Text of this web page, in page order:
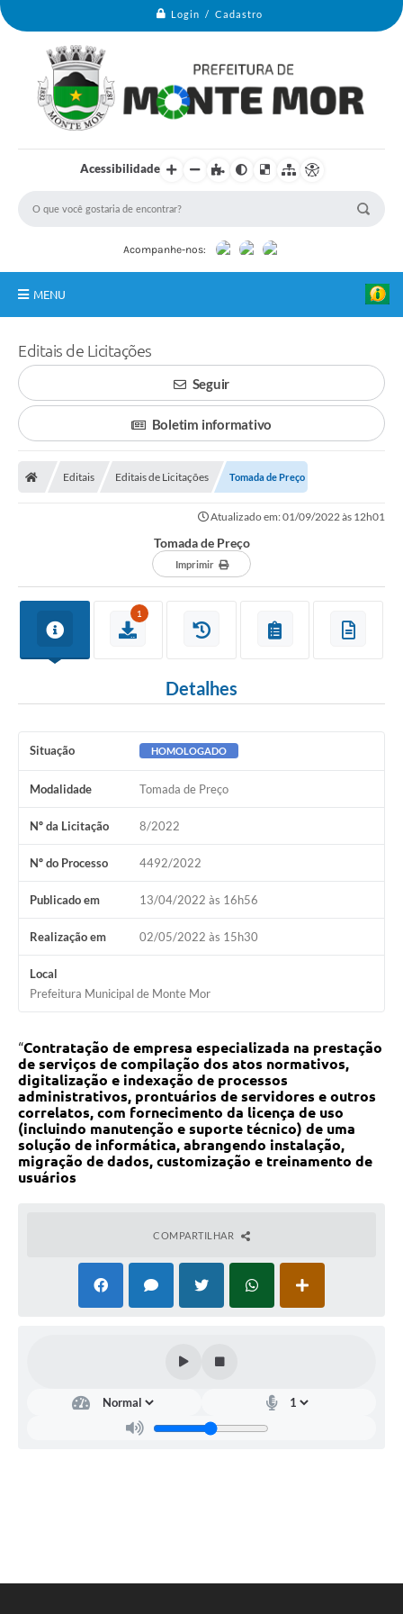
Login / Cadastro
Acessibilidade
Acompanhe-nos:
MENU
Secretarias
Transparência
Portal do Cidadão
Links Úteis
Ouvidoria
Contato
Contratos
Plano Diretor - Projetos
Carta de Serviços
Diário Oficial
Arquivos para Download
Links
Telefones Úteis
SIC
Editais de Licitações
Seguir
Boletim informativo
Editais Editais de Licitações Tomada de Preço
Atualizado em: 01/09/2022 às 12h01
Tomada de Preço
Imprimir
1
Detalhes
Situação HOMOLOGADO
Modalidade Tomada de Preço
Nº da Licitação 8/2022
Nº do Processo 4492/2022
Publicado em 13/04/2022 às 16h56
Realização em 02/05/2022 às 15h30
Local
Prefeitura Municipal de Monte Mor
“Contratação de empresa especializada na prestação
de serviços de compilação dos atos normativos,
digitalização e indexação de processos
administrativos, prontuários de servidores e outros
correlatos, com fornecimento da licença de uso
(incluindo manutenção e suporte técnico) de uma
solução de informática, abrangendo instalação,
migração de dados, customização e treinamento de
usuários
COMPARTILHAR